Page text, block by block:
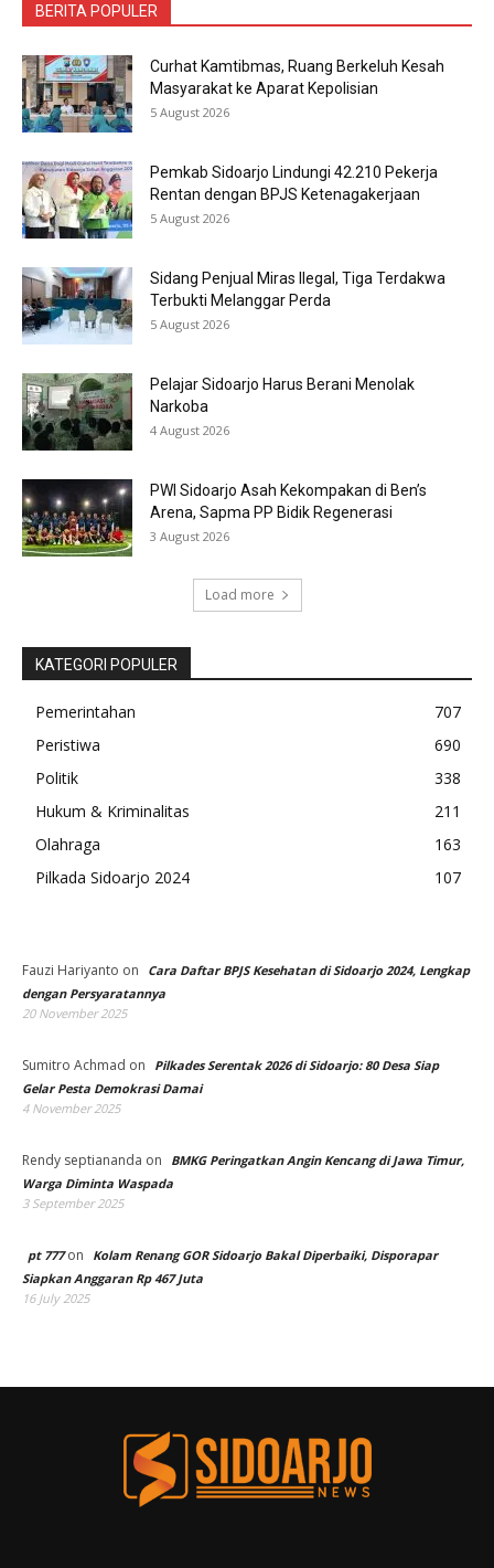
BERITA POPULER
Curhat Kamtibmas, Ruang Berkeluh Kesah
Masyarakat ke Aparat Kepolisian
5 August 2026
Pemkab Sidoarjo Lindungi 42.210 Pekerja
Rentan dengan BPJS Ketenagakerjaan
5 August 2026
Sidang Penjual Miras Ilegal, Tiga Terdakwa
Terbukti Melanggar Perda
5 August 2026
Pelajar Sidoarjo Harus Berani Menolak
Narkoba
4 August 2026
PWI Sidoarjo Asah Kekompakan di Ben’s
Arena, Sapma PP Bidik Regenerasi
3 August 2026
Load more
KATEGORI POPULER
Pemerintahan
707
Peristiwa
690
Politik
338
Hukum & Kriminalitas
211
Olahraga
163
Pilkada Sidoarjo 2024
107
Fauzi Hariyanto on
Cara Daftar BPJS Kesehatan di Sidoarjo 2024, Lengkap
dengan Persyaratannya
20 November 2025
Sumitro Achmad on
Pilkades Serentak 2026 di Sidoarjo: 80 Desa Siap
Gelar Pesta Demokrasi Damai
4 November 2025
Rendy septiananda on
BMKG Peringatkan Angin Kencang di Jawa Timur,
Warga Diminta Waspada
3 September 2025
pt 777on
Kolam Renang GOR Sidoarjo Bakal Diperbaiki, Disporapar
Siapkan Anggaran Rp 467 Juta
16 July 2025